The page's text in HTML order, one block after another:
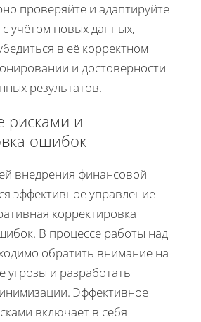
проверяйте и адаптируйте
учётом новых данных,
в её корректном
и достоверности
результатов.
рисками и
ошибок
внедрения финансовой
эффективное управление
корректировка
В процессе работы над
обратить внимание на
угрозы и разработать
Эффективное
включает в себя